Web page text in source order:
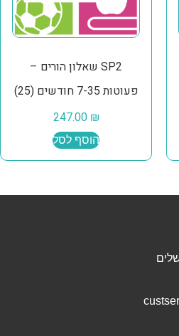
SP2 שאלון הורים –
פעוטות 7-35 חודשים (25)
247.00 ₪
הוסף לסל